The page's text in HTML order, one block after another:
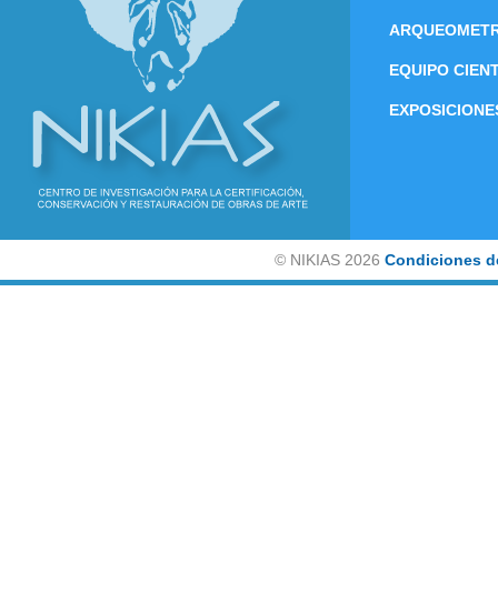
EQUIPO
© NIKIAS 2026 Condiciones